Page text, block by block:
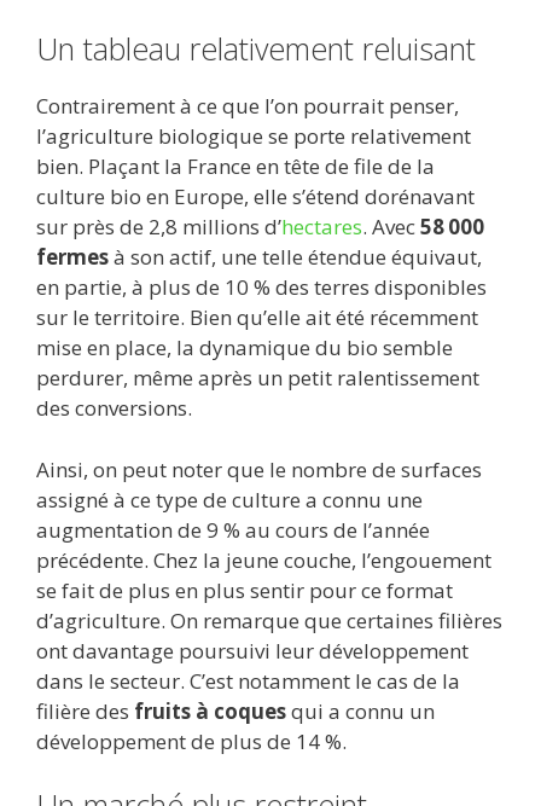
Un tableau relativement reluisant
Contrairement à ce que l’on pourrait penser,
l’agriculture biologique se porte relativement
bien. Plaçant la France en tête de file de la
culture bio en Europe, elle s’étend dorénavant
sur près de 2,8 millions d’hectares. Avec58 000
fermesà son actif, une telle étendue équivaut,
en partie, à plus de 10 % des terres disponibles
sur le territoire. Bien qu’elle ait été récemment
mise en place, la dynamique du bio semble
perdurer, même après un petit ralentissement
des conversions.
Ainsi, on peut noter que le nombre de surfaces
assigné à ce type de culture a connu une
augmentation de 9 % au cours de l’année
précédente. Chez la jeune couche, l’engouement
se fait de plus en plus sentir pour ce format
d’agriculture. On remarque que certaines filières
ont davantage poursuivi leur développement
dans le secteur. C’est notamment le cas de la
filière des fruits à coquesqui a connu un
développement de plus de 14 %.